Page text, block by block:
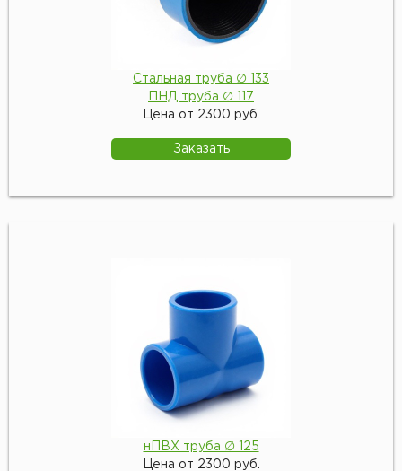
Стальная труба ∅ 133
ПНД труба ∅ 117
Цена от 2300 руб.
Заказать
нПВХ труба ∅ 125
Цена от 2300 руб.